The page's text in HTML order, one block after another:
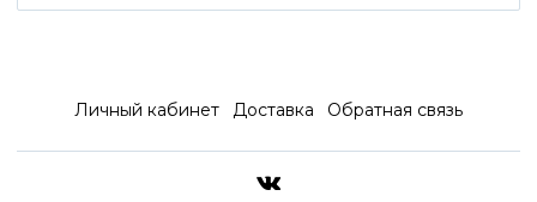
Личный кабинет Доставка Обратная связь